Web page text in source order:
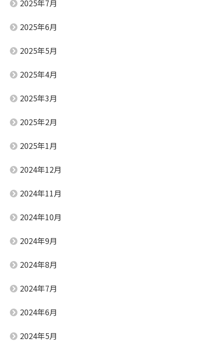
2025年7月
2025年6月
2025年5月
2025年4月
2025年3月
2025年2月
2025年1月
2024年12月
2024年11月
2024年10月
2024年9月
2024年8月
2024年7月
2024年6月
2024年5月